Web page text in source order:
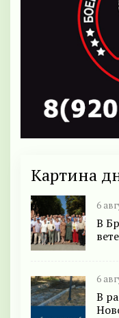
Картина
6
В
6
В